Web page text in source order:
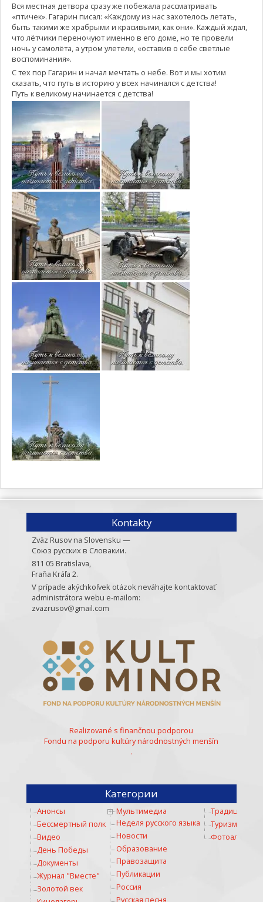
Вся местная детвора сразу же побежала рассматривать
«птичек». Гагарин писал: «Каждому из нас захотелось летать,
быть такими же храбрыми и красивыми, как они». Каждый ждал,
что лётчики переночуют именно в его доме, но те провели
ночь у самолёта, а утром улетели, «оставив о себе светлые
воспоминания».
С тех пор Гагарин и начал мечтать о небе. Вот и мы хотим
сказать, что путь в историю у всех начинался с детства!
Путь к великому начинается с детства!
Kontakty
Zväz Rusov na Slovensku —
Союз русских в Словакии.
811 05 Bratislava,
Fraňa Kráľa 2.
V prípade akýchkoľvek otázok neváhajte kontaktovať
administrátora webu e-mailom:
zvazrusov@gmail.com
Realizované s finančnou podporou
Fondu na podporu kultúry národnostných menšín
.
Категории
Анонсы
Бессмертный полк
Видео
День Победы
Документы
Журнал "Вместе"
Золотой век
Мультимедиа
Неделя русского языка
Новости
Образование
Правозащита
Публикации
Россия
Русская песня
Традиции
Туризм
Фотоальбом